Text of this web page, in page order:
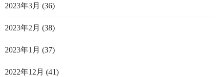
2023年3月 (36)
2023年2月 (38)
2023年1月 (37)
2022年12月 (41)